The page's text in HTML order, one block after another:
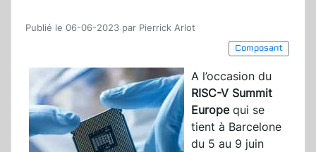
Publié le 06-06-2023 par Pierrick Arlot
Composant
A l’occasion du
RISC-V Summit
Europequi se
tient à Barcelone
du 5 au 9 juin